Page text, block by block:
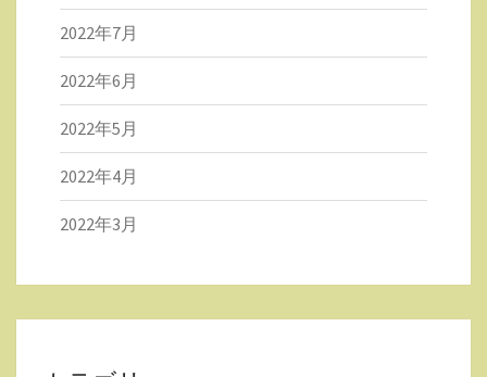
2022年7月
2022年6月
2022年5月
2022年4月
2022年3月